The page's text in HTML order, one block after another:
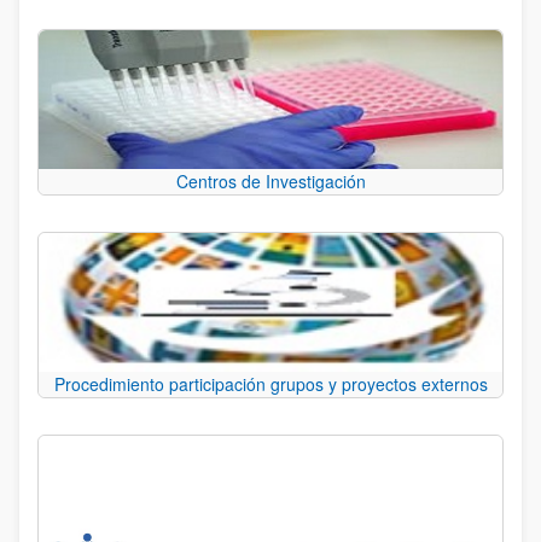
Centros de Investigación
Procedimiento participación grupos y proyectos externos